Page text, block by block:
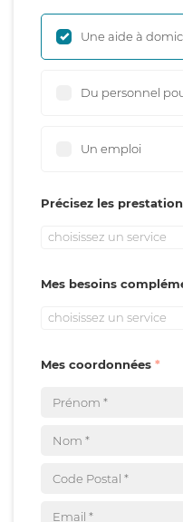
Une aide à
Du personnel
Un emploi
Précisez les
choisissez un service
Mes besoins
choisissez un service
Mes coordonnées